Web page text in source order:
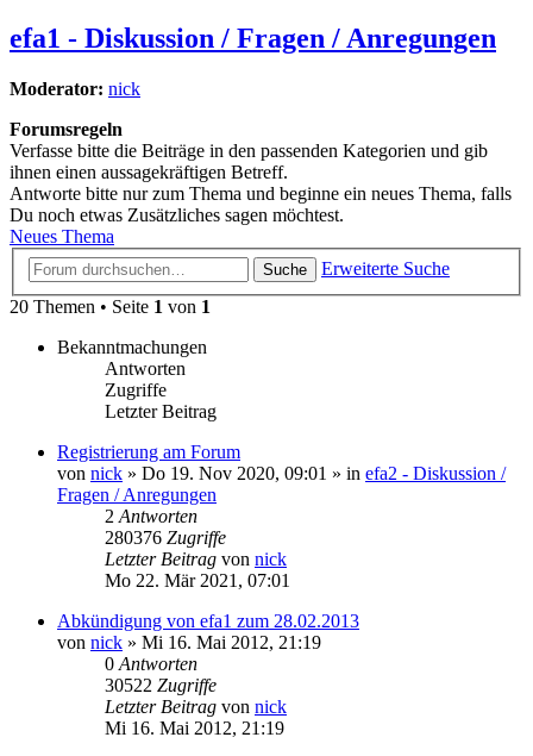
efa1 - Diskussion / Fragen / Anregungen
Moderator: nick
Forumsregeln
Verfasse bitte die Beiträge in den passenden Kategorien und gib
ihnen einen aussagekräftigen Betreff.
Antworte bitte nur zum Thema und beginne ein neues Thema, falls
Du noch etwas Zusätzliches sagen möchtest.
Neues Thema
Suche
Erweiterte Suche
20 Themen • Seite 1 von 1
Bekanntmachungen
Antworten
Zugriffe
Letzter Beitrag
Registrierung am Forum
von nick » Do 19. Nov 2020, 09:01 » in efa2 - Diskussion /
Fragen / Anregungen
2 Antworten
280376 Zugriffe
Letzter Beitrag von nick
Mo 22. Mär 2021, 07:01
Abkündigung von efa1 zum 28.02.2013
von nick » Mi 16. Mai 2012, 21:19
0 Antworten
30522 Zugriffe
Letzter Beitrag von nick
Mi 16. Mai 2012, 21:19